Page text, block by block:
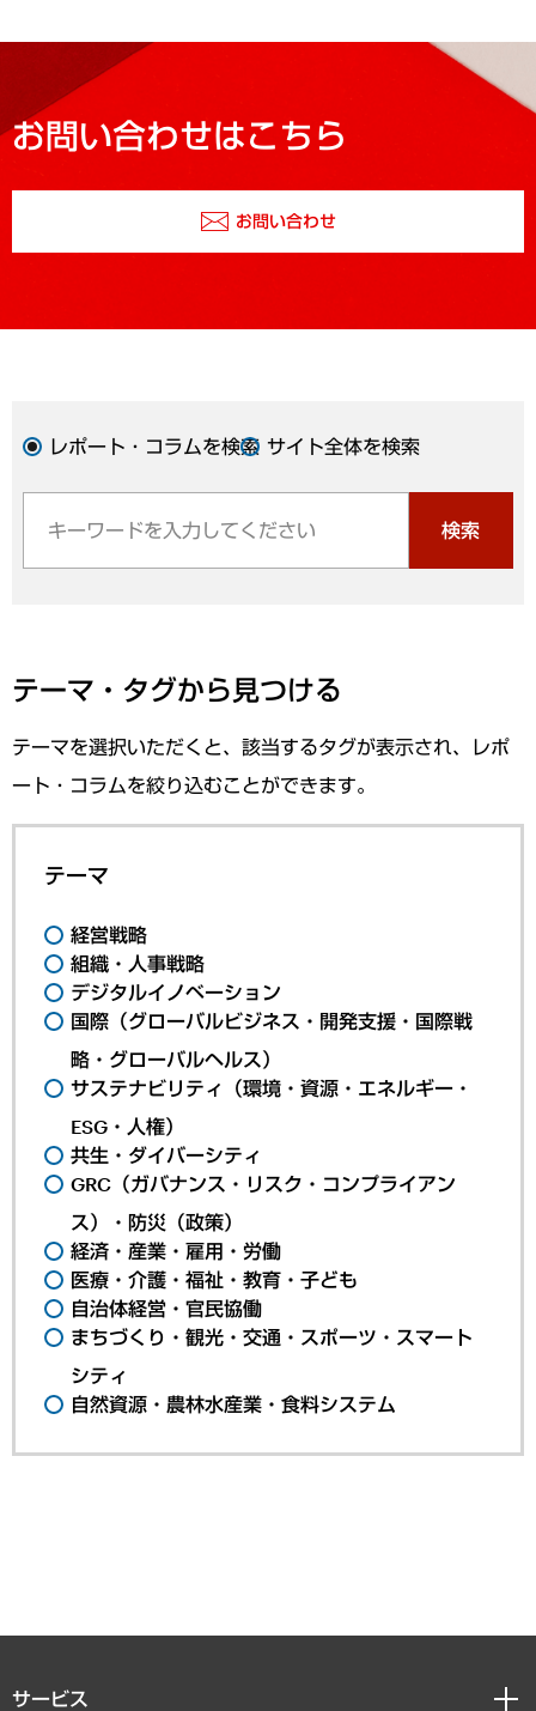
お問い合わせはこちら
お問い合わせ
レポート・コラムを検索 サイト全体を検索
検索
テーマ・タグから見つける
テーマを選択いただくと、該当するタグが表示され、レポ
ート・コラムを絞り込むことができます。
テーマ
経営戦略
組織・人事戦略
デジタルイノベーション
国際（グローバルビジネス・開発支援・国際戦
略・グローバルヘルス）
サステナビリティ（環境・資源・エネルギー・
ESG・人権）
共生・ダイバーシティ
GRC（ガバナンス・リスク・コンプライアン
ス）・防災（政策）
経済・産業・雇用・労働
医療・介護・福祉・教育・子ども
自治体経営・官民協働
まちづくり・観光・交通・スポーツ・スマート
シティ
自然資源・農林水産業・食料システム
サービス